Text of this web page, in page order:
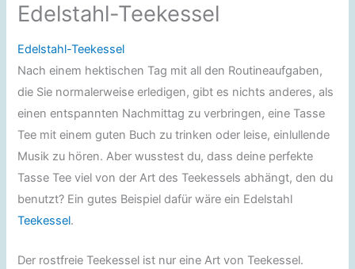
Edelstahl-Teekessel
Edelstahl-Teekessel
Nach einem hektischen Tag mit all den Routineaufgaben,
die Sie normalerweise erledigen, gibt es nichts anderes, als
einen entspannten Nachmittag zu verbringen, eine Tasse
Tee mit einem guten Buch zu trinken oder leise, einlullende
Musik zu hören. Aber wusstest du, dass deine perfekte
Tasse Tee viel von der Art des Teekessels abhängt, den du
benutzt? Ein gutes Beispiel dafür wäre ein Edelstahl
Teekessel.
Der rostfreie Teekessel ist nur eine Art von Teekessel.